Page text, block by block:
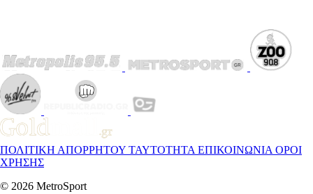
ΠΟΛΙΤΙΚΗ ΑΠΟΡΡΗΤΟΥ ΤΑΥΤΟΤΗΤΑ ΕΠΙΚΟΙΝΩΝΙΑ ΟΡΟΙ
ΧΡΗΣΗΣ
© 2026 MetroSport